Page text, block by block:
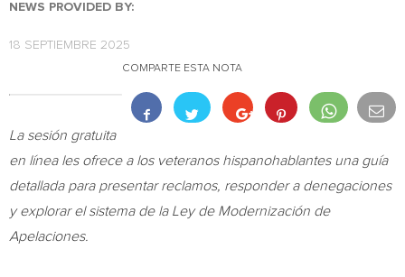
NEWS PROVIDED BY:
18 SEPTIEMBRE 2025
COMPARTE ESTA NOTA
La sesión gratuita
en línea les ofrece a los veteranos hispanohablantes una guía
detallada para presentar reclamos, responder a denegaciones
y explorar el sistema de la Ley de Modernización de
Apelaciones.